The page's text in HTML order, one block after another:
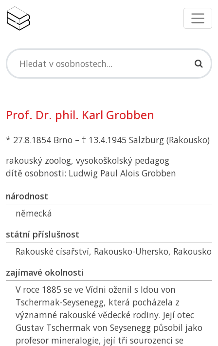
Prof. Dr. phil. Karl Grobben
* 27.8.1854 Brno – † 13.4.1945 Salzburg (Rakousko)
rakouský zoolog, vysokoškolský pedagog
dítě osobnosti: Ludwig Paul Alois Grobben
národnost
německá
státní příslušnost
Rakouské císařství, Rakousko-Uhersko, Rakousko
zajímavé okolnosti
V roce 1885 se ve Vídni oženil s Idou von
Tschermak-Seysenegg, která pocházela z
významné rakouské vědecké rodiny. Její otec
Gustav Tschermak von Seysenegg působil jako
profesor mineralogie, její tři sourozenci se